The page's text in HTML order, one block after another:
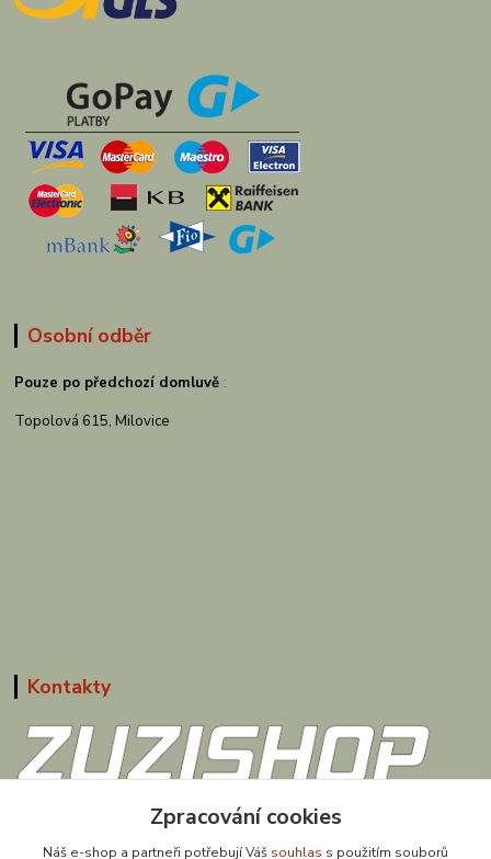
Osobní odběr
Pouze po předchozí domluvě :
Topolová 615, Milovice
Kontakty
Zpracování cookies
Náš e-shop a partneři potřebují Váš souhlas s použitím souborů